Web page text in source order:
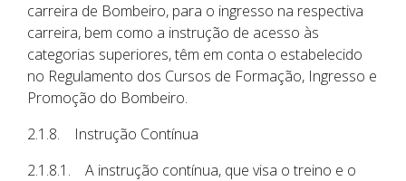
carreira de Bombeiro, para o ingresso na respectiva
carreira, bem como a instrução de acesso às
categorias superiores, têm em conta o estabelecido
no Regulamento dos Cursos de Formação, Ingresso e
Promoção do Bombeiro.
2.1.8. Instrução Contínua
2.1.8.1. A instrução contínua, que visa o treino e o